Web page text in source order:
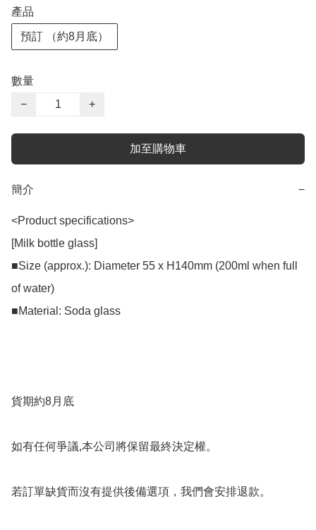
產品
預訂 （約8月底）
數量
−
+
加至購物車
簡介 −
<Product specifications>
[Milk bottle glass]
■Size (approx.): Diameter 55 x H140mm (200ml when full
of water)
■Material: Soda glass
貨期約8月底
如有任何爭議,本公司將保留最終決定權。
若訂單缺貨而沒有提供後備選項，我們會安排退款。